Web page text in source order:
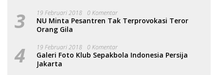
3 19 Februari 2018 0 Komentar
NU Minta Pesantren Tak Terprovokasi Teror
Orang Gila
4 19 Februari 2018 0 Komentar
Galeri Foto Klub Sepakbola Indonesia Persija
Jakarta